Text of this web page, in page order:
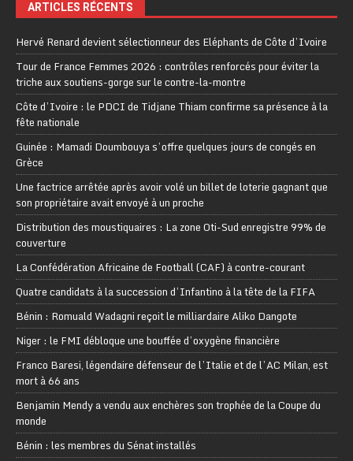
ARTICLES RÉCENTS
Hervé Renard devient sélectionneur des Eléphants de Côte d’Ivoire
Tour de France Femmes 2026 : contrôles renforcés pour éviter la
triche aux soutiens-gorge sur le contre-la-montre
Côte d’Ivoire : le PDCI de Tidjane Thiam confirme sa présence à la
fête nationale
Guinée : Mamadi Doumbouya s’offre quelques jours de congés en
Grèce
Une factrice arrêtée après avoir volé un billet de loterie gagnant que
son propriétaire avait envoyé à un proche
Distribution des moustiquaires : La zone Oti-Sud enregistre 99% de
couverture
La Confédération Africaine de Football (CAF) à contre-courant
Quatre candidats à la succession d’Infantino à la tête de la FIFA
Bénin : Romuald Wadagni reçoit le milliardaire Aliko Dangote
Niger : le FMI débloque une bouffée d’oxygène financière
Franco Baresi, légendaire défenseur de l’Italie et de l’AC Milan, est
mort à 66 ans
Benjamin Mendy a vendu aux enchères son trophée de la Coupe du
monde
Bénin : les membres du Sénat installés